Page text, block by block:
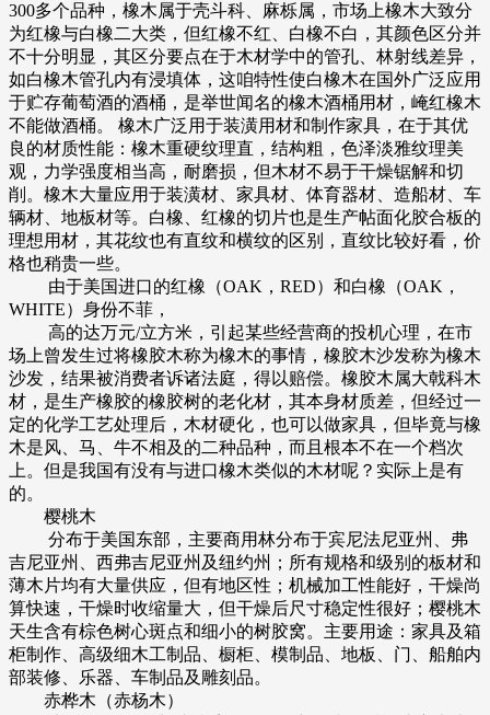
300多个品种，橡木属于壳斗科、麻栎属，市场上橡木大致分
为红橡与白橡二大类，但红橡不红、白橡不白，其颜色区分并
不十分明显，其区分要点在于木材学中的管孔、林射线差异，
如白橡木管孔内有浸填体，这咱特性使白橡木在国外广泛应用
于贮存葡萄酒的酒桶，是举世闻名的橡木酒桶用材，崦红橡木
不能做酒桶。 橡木广泛用于装潢用材和制作家具，在于其优
良的材质性能：橡木重硬纹理直，结构粗，色泽淡雅纹理美
观，力学强度相当高，耐磨损，但木材不易于干燥锯解和切
削。橡木大量应用于装潢材、家具材、体育器材、造船材、车
辆材、地板材等。白橡、红橡的切片也是生产帖面化胶合板的
理想用材，其花纹也有直纹和横纹的区别，直纹比较好看，价
格也稍贵一些。
由于美国进口的红橡（OAK，RED）和白橡（OAK，
WHITE）身份不菲，
高的达万元/立方米，引起某些经营商的投机心理，在市
场上曾发生过将橡胶木称为橡木的事情，橡胶木沙发称为橡木
沙发，结果被消费者诉诸法庭，得以赔偿。橡胶木属大戟科木
材，是生产橡胶的橡胶树的老化材，其本身材质差，但经过一
定的化学工艺处理后，木材硬化，也可以做家具，但毕竟与橡
木是风、马、牛不相及的二种品种，而且根本不在一个档次
上。但是我国有没有与进口橡木类似的木材呢？实际上是有
的。
樱桃木
分布于美国东部，主要商用林分布于宾尼法尼亚州、弗
吉尼亚州、西弗吉尼亚州及纽约州；所有规格和级别的板材和
薄木片均有大量供应，但有地区性；机械加工性能好，干燥尚
算快速，干燥时收缩量大，但干燥后尺寸稳定性很好；樱桃木
天生含有棕色树心斑点和细小的树胶窝。主要用途：家具及箱
柜制作、高级细木工制品、橱柜、模制品、地板、门、船舶内
部装修、乐器、车制品及雕刻品。
赤桦木（赤杨木）